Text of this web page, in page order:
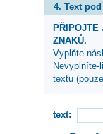
4. Text
PŘIPOJTE
ZNAKŮ.
Vyplňte
Nevyplníte-
textu
text: